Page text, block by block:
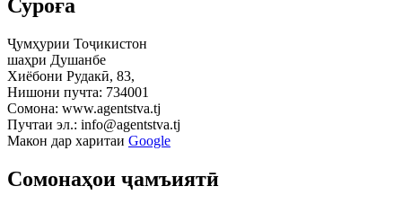
Суроға
Ҷумҳурии Тоҷикистон
шаҳри Душанбе
Хиёбони Рудакӣ, 83,
Нишони пучта: 734001
Сомона: www.agentstva.tj
Пучтаи эл.: info@agentstva.tj
Макон дар харитаи Google
Сомонаҳои ҷамъиятӣ